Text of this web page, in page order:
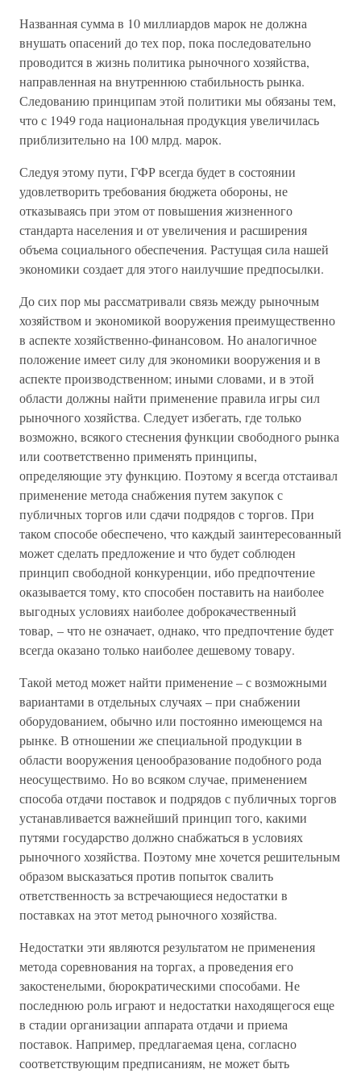
Названная сумма в 10 миллиардов марок не должна
внушать опасений до тех пор, пока последовательно
проводится в жизнь политика рыночного хозяйства,
направленная на внутреннюю стабильность рынка.
Следованию принципам этой политики мы обязаны тем,
что с 1949 года национальная продукция увеличилась
приблизительно на 100 млрд. марок.
Следуя этому пути, ГФР всегда будет в состоянии
удовлетворить требования бюджета обороны, не
отказываясь при этом от повышения жизненного
стандарта населения и от увеличения и расширения
объема социального обеспечения. Растущая сила нашей
экономики создает для этого наилучшие предпосылки.
До сих пор мы рассматривали связь между рыночным
хозяйством и экономикой вооружения преимущественно
в аспекте хозяйственно-финансовом. Но аналогичное
положение имеет силу для экономики вооружения и в
аспекте производственном; иными словами, и в этой
области должны найти применение правила игры сил
рыночного хозяйства. Следует избегать, где только
возможно, всякого стеснения функции свободного рынка
или соответственно применять принципы,
определяющие эту функцию. Поэтому я всегда отстаивал
применение метода снабжения путем закупок с
публичных торгов или сдачи подрядов с торгов. При
таком способе обеспечено, что каждый заинтересованный
может сделать предложение и что будет соблюден
принцип свободной конкуренции, ибо предпочтение
оказывается тому, кто способен поставить на наиболее
выгодных условиях наиболее доброкачественный
товар, – что не означает, однако, что предпочтение будет
всегда оказано только наиболее дешевому товару.
Такой метод может найти применение – с возможными
вариантами в отдельных случаях – при снабжении
оборудованием, обычно или постоянно имеющемся на
рынке. В отношении же специальной продукции в
области вооружения ценообразование подобного рода
неосуществимо. Но во всяком случае, применением
способа отдачи поставок и подрядов с публичных торгов
устанавливается важнейший принцип того, какими
путями государство должно снабжаться в условиях
рыночного хозяйства. Поэтому мне хочется решительным
образом высказаться против попыток свалить
ответственность за встречающиеся недостатки в
поставках на этот метод рыночного хозяйства.
Недостатки эти являются результатом не применения
метода соревнования на торгах, а проведения его
закостенелыми, бюрократическими способами. Не
последнюю роль играют и недостатки находящегося еще
в стадии организации аппарата отдачи и приема
поставок. Например, предлагаемая цена, согласно
соответствующим предписаниям, не может быть